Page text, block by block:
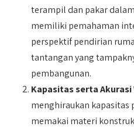
terampil dan pakar
memiliki pemahaman
perspektif pendirian
tantangan yang
pembangunan.
Kapasitas serta Akurasi
menghiraukan kapasitas
memakai materi